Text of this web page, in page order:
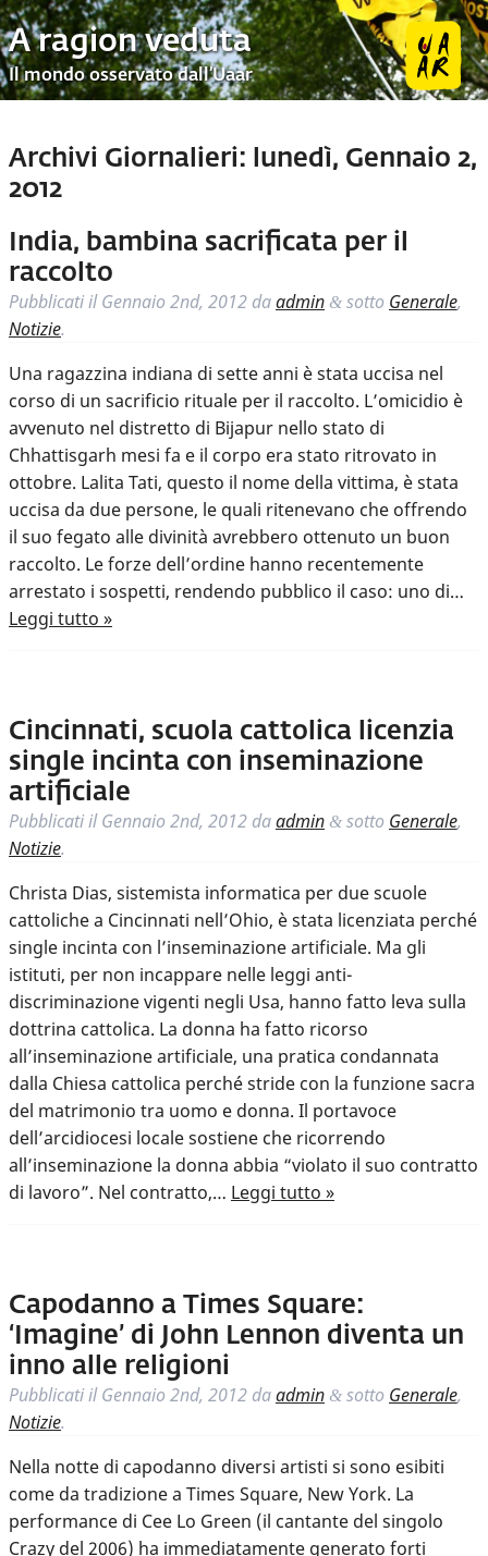
A ragion veduta
Il mondo osservato dall’Uaar
Archivi Giornalieri: lunedì, Gennaio 2,
2012
India, bambina sacrificata per il
raccolto
Pubblicati ilGennaio 2nd, 2012 daadmin & sotto Generale,
Notizie.
Una ragazzina indiana di sette anni è stata uccisa nel
corso di un sacrificio rituale per il raccolto. L’omicidio è
avvenuto nel distretto di Bijapur nello stato di
Chhattisgarh mesi fa e il corpo era stato ritrovato in
ottobre. Lalita Tati, questo il nome della vittima, è stata
uccisa da due persone, le quali ritenevano che offrendo
il suo fegato alle divinità avrebbero ottenuto un buon
raccolto. Le forze dell’ordine hanno recentemente
arrestato i sospetti, rendendo pubblico il caso: uno di…
Leggi tutto »
Cincinnati, scuola cattolica licenzia
single incinta con inseminazione
artificiale
Pubblicati ilGennaio 2nd, 2012 daadmin & sotto Generale,
Notizie.
Christa Dias, sistemista informatica per due scuole
cattoliche a Cincinnati nell’Ohio, è stata licenziata perché
single incinta con l’inseminazione artificiale. Ma gli
istituti, per non incappare nelle leggi anti-
discriminazione vigenti negli Usa, hanno fatto leva sulla
dottrina cattolica. La donna ha fatto ricorso
all’inseminazione artificiale, una pratica condannata
dalla Chiesa cattolica perché stride con la funzione sacra
del matrimonio tra uomo e donna. Il portavoce
dell’arcidiocesi locale sostiene che ricorrendo
all’inseminazione la donna abbia “violato il suo contratto
di lavoro”. Nel contratto,… Leggi tutto »
Capodanno a Times Square:
‘Imagine’ di John Lennon diventa un
inno alle religioni
Pubblicati ilGennaio 2nd, 2012 daadmin & sotto Generale,
Notizie.
Nella notte di capodanno diversi artisti si sono esibiti
come da tradizione a Times Square, New York. La
performance di Cee Lo Green (il cantante del singolo
Crazy del 2006) ha immediatamente generato forti